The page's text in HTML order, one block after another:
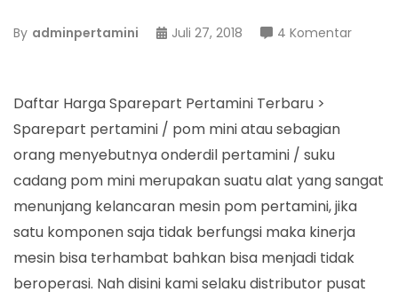
By adminpertamini Juli 27, 2018 4 Komentarpada
Daftar Harga Sparepart Pertamini Terbaru >
Sparepart pertamini / pom mini atau sebagian
orang menyebutnya onderdil pertamini / suku
cadang pom mini merupakan suatu alat yang sangat
menunjang kelancaran mesin pom pertamini, jika
satu komponen saja tidak berfungsi maka kinerja
mesin bisa terhambat bahkan bisa menjadi tidak
beroperasi. Nah disini kami selaku distributor pusat